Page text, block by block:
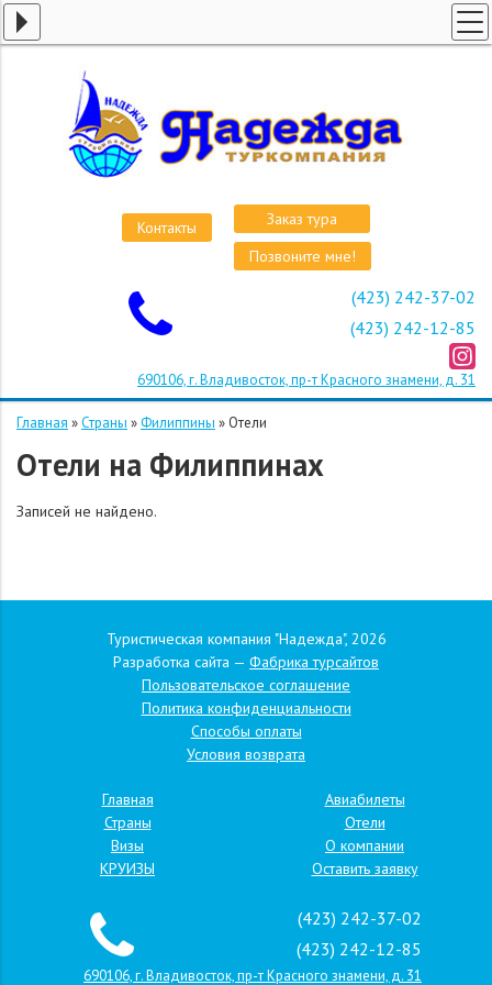
Контакты
Заказ тура
Позвоните мне!
(423) 242-37-02
(423) 242-12-85
690106, г. Владивосток, пр-т Красного знамени, д. 31
ВИЗЫ
АВИАБИЛЕТЫ
ОТЕЛИ
Главная »Страны »Филиппины » Отели
Отели на Филиппинах
Записей не найдено.
Туристическая компания "Надежда", 2026
Разработка сайта — Фабрика турсайтов
Пользовательское соглашение
Политика конфиденциальности
Способы оплаты
Условия возврата
Главная
Страны
Визы
КРУИЗЫ
Авиабилеты
Отели
О компании
Оставить заявку
(423) 242-37-02
(423) 242-12-85
690106, г. Владивосток, пр-т Красного знамени, д. 31